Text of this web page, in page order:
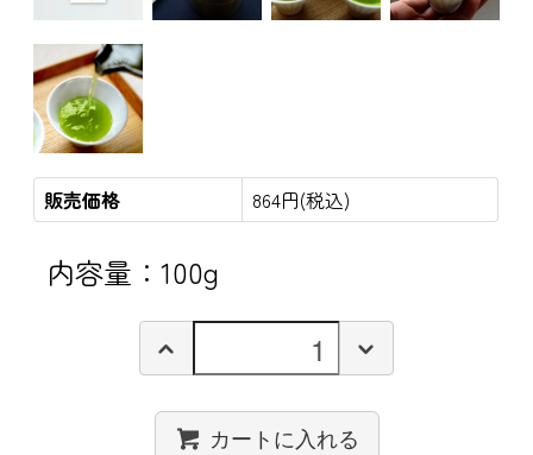
販売価格 864円(税込)
内容量：100g
カートに入れる